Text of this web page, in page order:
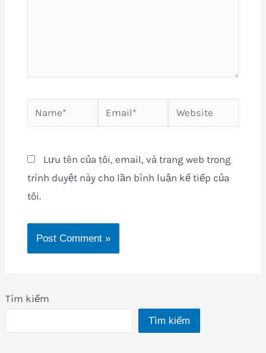
Tìm kiếm
Tìm kiếm
Name* Email* Website
Lưu tên của tôi, email, và trang web trong
trình duyệt này cho lần bình luận kế tiếp của
tôi.